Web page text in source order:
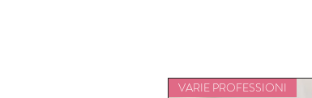
VARIE PROFESSIONI